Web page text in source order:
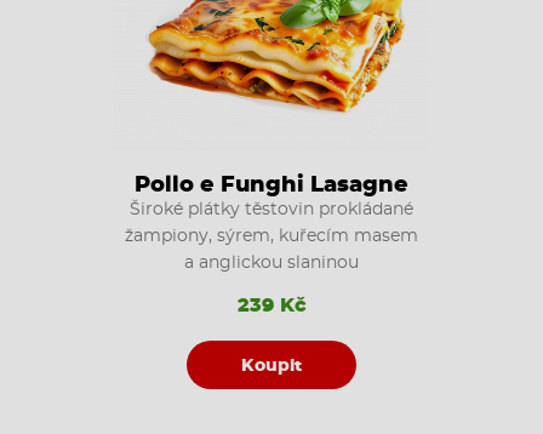
Pollo e Funghi Lasagne
Široké plátky těstovin prokládané
žampiony, sýrem, kuřecím masem
a anglickou slaninou
239 Kč
Koupit